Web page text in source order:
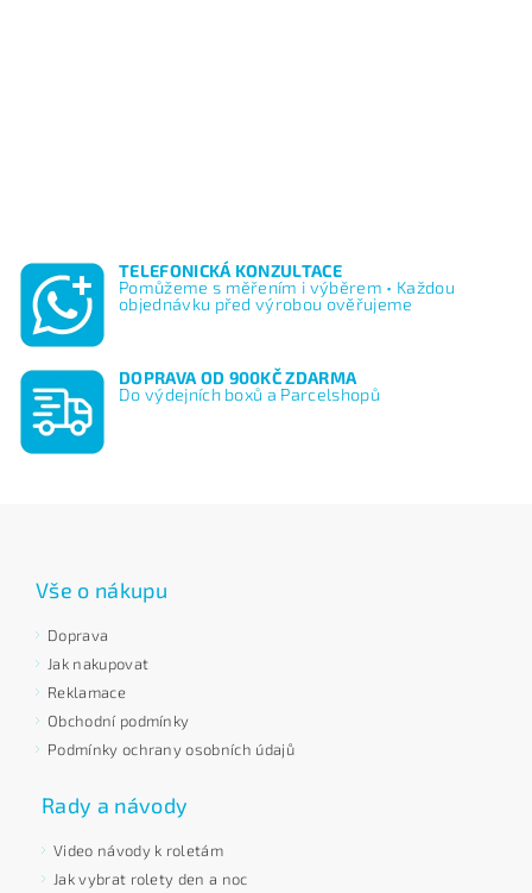
TELEFONICKÁ KONZULTACE
Pomůžeme s měřením i výběrem • Každou
objednávku před výrobou ověřujeme
DOPRAVA OD 900KČ ZDARMA
Do výdejních boxů a Parcelshopů
Vše o nákupu
Doprava
Jak nakupovat
Reklamace
Obchodní podmínky
Podmínky ochrany osobních údajů
Rady a návody
Video návody k roletám
Jak vybrat rolety den a noc